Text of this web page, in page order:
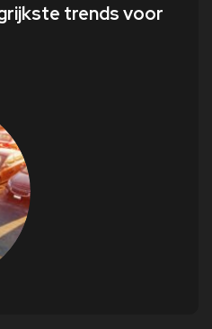
trends voor